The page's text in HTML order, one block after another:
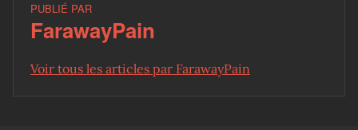
PUBLIÉ PAR
FarawayPain
Voir tous les articles par FarawayPain